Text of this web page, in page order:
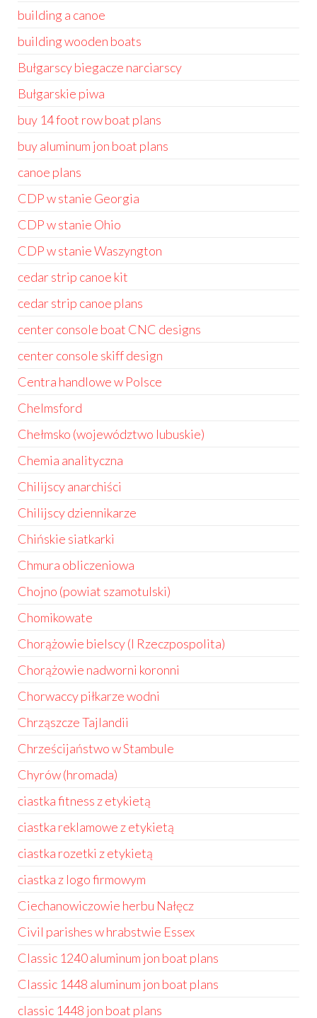
building a canoe
building wooden boats
Bułgarscy biegacze narciarscy
Bułgarskie piwa
buy 14 foot row boat plans
buy aluminum jon boat plans
canoe plans
CDP w stanie Georgia
CDP w stanie Ohio
CDP w stanie Waszyngton
cedar strip canoe kit
cedar strip canoe plans
center console boat CNC designs
center console skiff design
Centra handlowe w Polsce
Chelmsford
Chełmsko (województwo lubuskie)
Chemia analityczna
Chilijscy anarchiści
Chilijscy dziennikarze
Chińskie siatkarki
Chmura obliczeniowa
Chojno (powiat szamotulski)
Chomikowate
Chorążowie bielscy (I Rzeczpospolita)
Chorążowie nadworni koronni
Chorwaccy piłkarze wodni
Chrząszcze Tajlandii
Chrześcijaństwo w Stambule
Chyrów (hromada)
ciastka fitness z etykietą
ciastka reklamowe z etykietą
ciastka rozetki z etykietą
ciastka z logo firmowym
Ciechanowiczowie herbu Nałęcz
Civil parishes w hrabstwie Essex
Classic 1240 aluminum jon boat plans
Classic 1448 aluminum jon boat plans
classic 1448 jon boat plans